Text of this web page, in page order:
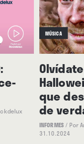
MÚSICA
que
de
INFORMES/ Por
31.10.2024